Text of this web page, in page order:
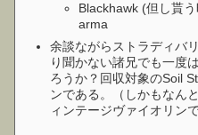
Blackhawk (但し貰
arma
余談ながらストラディバ
り聞かない諸兄でも一度
ろうか？回収対象のSoil
ンである。（しかもなん
ィンテージヴァイオリン